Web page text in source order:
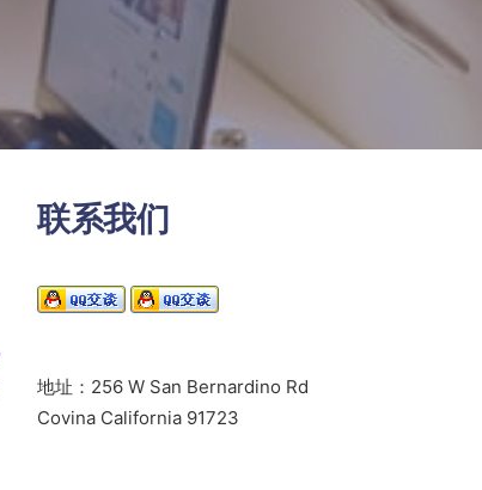
联系我们
地址：256 W San Bernardino Rd
Covina California 91723